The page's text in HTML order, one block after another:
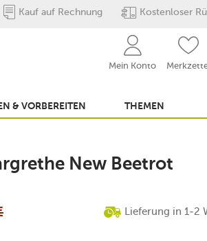
Kauf auf Rechnung Kostenloser
Mein Konto
& VORBEREITEN THEMEN
New Beetrot
Lieferung in 1-2